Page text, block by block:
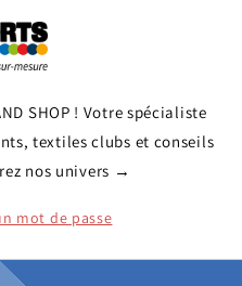
SHOP ! Votre spécialiste
textiles clubs et conseils
nos univers →
mot de passe